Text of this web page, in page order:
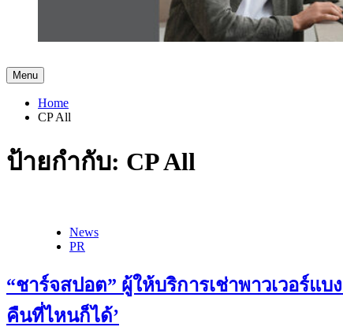
Menu
Home
CP All
ป้ายกำกับ: CP All
News
PR
“ชาร์จสปอต” ผู้ให้บริการเช่าพาวเวอร์แ
คืนที่ไหนก็ได้’